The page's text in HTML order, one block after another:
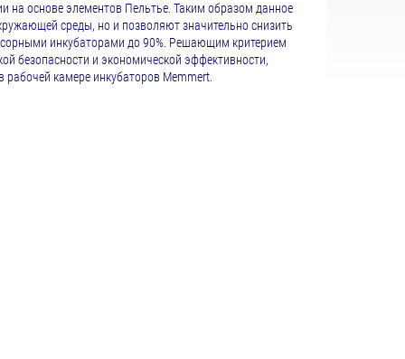
на основе элементов Пельтье. Таким образом данное
среды, но и позволяют значительно снизить
инкубаторами до 90%. Решающим критерием
безопасности и экономической эффективности,
камере инкубаторов Memmert.⁠